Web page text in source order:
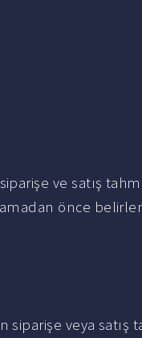
ve satış
önce
veya satış